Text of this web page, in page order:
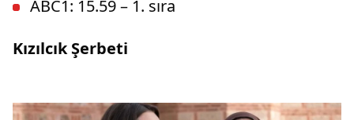
ABC1: 15.59 – 1. sıra
Kızılcık Şerbeti